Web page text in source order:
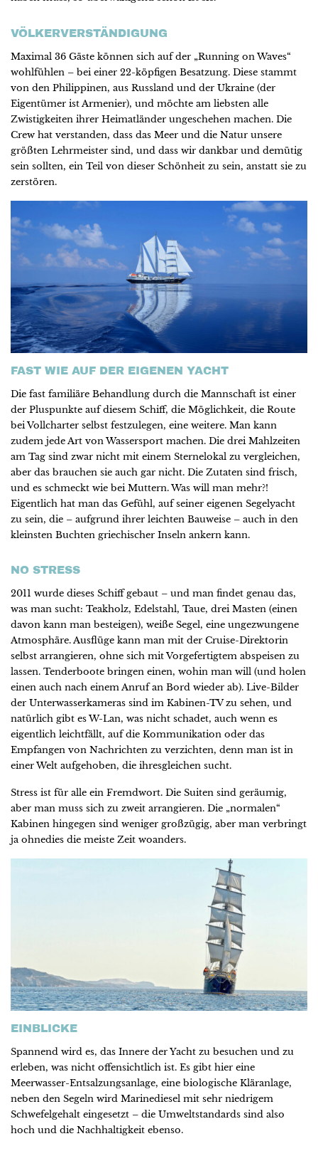
VÖLKERVERSTÄNDIGUNG
Maximal 36 Gäste können sich auf der „Running on Waves“
wohlfühlen – bei einer 22-köpfigen Besatzung. Diese stammt
von den Philippinen, aus Russland und der Ukraine (der
Eigentümer ist Armenier), und möchte am liebsten alle
Zwistigkeiten ihrer Heimatländer ungeschehen machen. Die
Crew hat verstanden, dass das Meer und die Natur unsere
größten Lehrmeister sind, und dass wir dankbar und demütig
sein sollten, ein Teil von dieser Schönheit zu sein, anstatt sie zu
zerstören.
FAST WIE AUF DER EIGENEN YACHT
Die fast familiäre Behandlung durch die Mannschaft ist einer
der Pluspunkte auf diesem Schiff, die Möglichkeit, die Route
bei Vollcharter selbst festzulegen, eine weitere. Man kann
zudem jede Art von Wassersport machen. Die drei Mahlzeiten
am Tag sind zwar nicht mit einem Sternelokal zu vergleichen,
aber das brauchen sie auch gar nicht. Die Zutaten sind frisch,
und es schmeckt wie bei Muttern. Was will man mehr?!
Eigentlich hat man das Gefühl, auf seiner eigenen Segelyacht
zu sein, die – aufgrund ihrer leichten Bauweise – auch in den
kleinsten Buchten griechischer Inseln ankern kann.
NO STRESS
2011 wurde dieses Schiff gebaut – und man findet genau das,
was man sucht: Teakholz, Edelstahl, Taue, drei Masten (einen
davon kann man besteigen), weiße Segel, eine ungezwungene
Atmosphäre. Ausflüge kann man mit der Cruise-Direktorin
selbst arrangieren, ohne sich mit Vorgefertigtem abspeisen zu
lassen. Tenderboote bringen einen, wohin man will (und holen
einen auch nach einem Anruf an Bord wieder ab). Live-Bilder
der Unterwasserkameras sind im Kabinen-TV zu sehen, und
natürlich gibt es W-Lan, was nicht schadet, auch wenn es
eigentlich leichtfällt, auf die Kommunikation oder das
Empfangen von Nachrichten zu verzichten, denn man ist in
einer Welt aufgehoben, die ihresgleichen sucht.
Stress ist für alle ein Fremdwort. Die Suiten sind geräumig,
aber man muss sich zu zweit arrangieren. Die „normalen“
Kabinen hingegen sind weniger großzügig, aber man verbringt
ja ohnedies die meiste Zeit woanders.
EINBLICKE
Spannend wird es, das Innere der Yacht zu besuchen und zu
erleben, was nicht offensichtlich ist. Es gibt hier eine
Meerwasser-Entsalzungsanlage, eine biologische Kläranlage,
neben den Segeln wird Marinediesel mit sehr niedrigem
Schwefelgehalt eingesetzt – die Umweltstandards sind also
hoch und die Nachhaltigkeit ebenso.